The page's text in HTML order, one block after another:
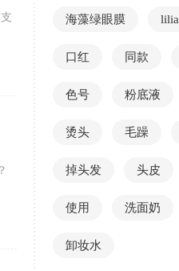
海藻绿眼膜 lilia
口红 同款
色号 粉底液
烫头 毛躁
掉头发 头皮
使用 洗面奶
卸妆水